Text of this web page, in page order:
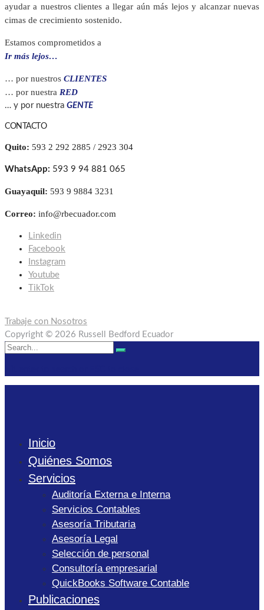
ayudar a nuestros clientes a llegar aún más lejos y alcanzar nuevas
cimas de crecimiento sostenido.
Estamos comprometidos a
Ir más lejos…
… por nuestros CLIENTES
… por nuestra RED
… y por nuestra GENTE
CONTACTO
Quito: 593 2 292 2885 / 2923 304
WhatsApp: 593 9 94 881 065
Guayaquil: 593 9 9884 3231
Correo: info@rbecuador.com
Linkedin
Facebook
Instagram
Youtube
TikTok
Trabaje con Nosotros
Copyright © 2026 Russell Bedford Ecuador
Search
Search
Inicio
Quiénes Somos
Servicios
Auditoría Externa e Interna
Servicios Contables
Asesoría Tributaria
Asesoría Legal
Selección de personal
Consultoría empresarial
QuickBooks Software Contable
Publicaciones